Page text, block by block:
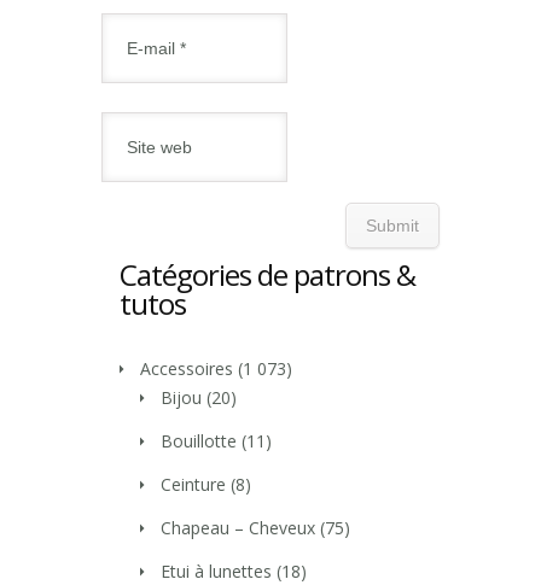
Catégories de patrons &
tutos
Accessoires (1 073)
Bijou (20)
Bouillotte (11)
Ceinture (8)
Chapeau – Cheveux (75)
Etui à lunettes (18)